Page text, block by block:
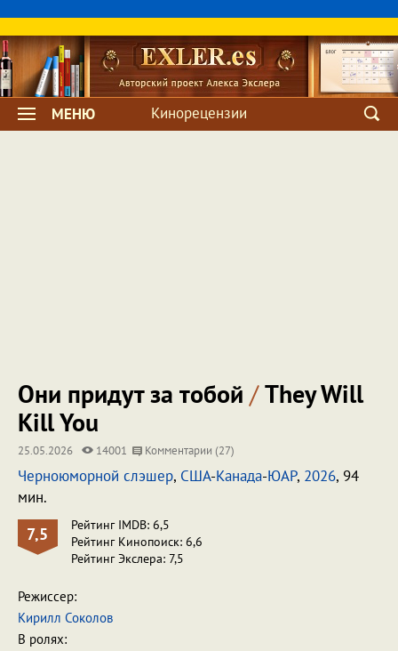
МЕНЮ Кинорецензии
Они придут за тобой /They Will
Kill You
25.05.2026 14001 Комментарии (27)
Черноюморной слэшер, США-Канада-ЮАР, 2026, 94
мин.
7,5
Рейтинг IMDB: 6,5
Рейтинг Кинопоиск: 6,6
Рейтинг Экслера: 7,5
Режиссер:
Кирилл Соколов
В ролях: